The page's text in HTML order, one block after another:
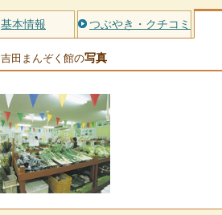
基本情報 つぶやき・クチコミ
吉田まんぞく館の写真